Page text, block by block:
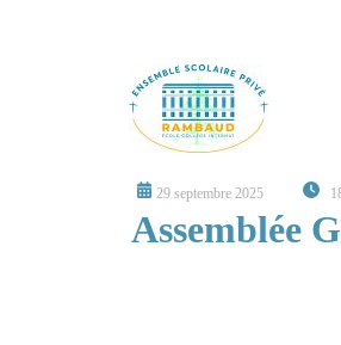
29 septembre 2025
Assemblée